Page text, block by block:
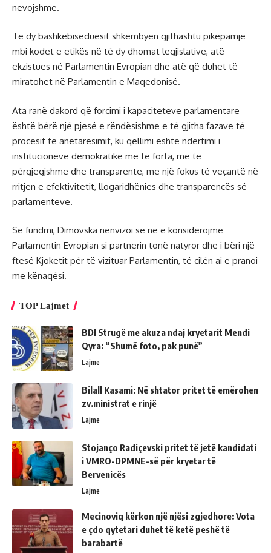
nevojshme.
Të dy bashkëbiseduesit shkëmbyen gjithashtu pikëpamje
mbi kodet e etikës në të dy dhomat legjislative, atë
ekzistues në Parlamentin Evropian dhe atë që duhet të
miratohet në Parlamentin e Maqedonisë.
Ata ranë dakord që forcimi i kapaciteteve parlamentare
është bërë një pjesë e rëndësishme e të gjitha fazave të
procesit të anëtarësimit, ku qëllimi është ndërtimi i
institucioneve demokratike më të forta, më të
përgjegjshme dhe transparente, me një fokus të veçantë në
rritjen e efektivitetit, llogaridhënies dhe transparencës së
parlamenteve.
Së fundmi, Dimovska nënvizoi se ne e konsiderojmë
Parlamentin Evropian si partnerin tonë natyror dhe i bëri një
ftesë Kjoketit për të vizituar Parlamentin, të cilën ai e pranoi
me kënaqësi.
TOP Lajmet
BDI Strugë me akuza ndaj kryetarit Mendi
Qyra: “Shumë foto, pak punë”
Lajme
Bilall Kasami: Në shtator pritet të emërohen
zv.ministrat e rinjë
Lajme
Stojanço Radiçevski pritet të jetë kandidati
i VMRO-DPMNE-së për kryetar të
Bervenicës
Lajme
Mecinoviq kërkon një njësi zgjedhore: Vota
e çdo qytetari duhet të ketë peshë të
barabartë